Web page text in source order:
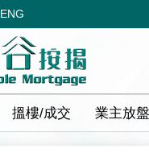
ENG
搵樓/成交 業主放盤